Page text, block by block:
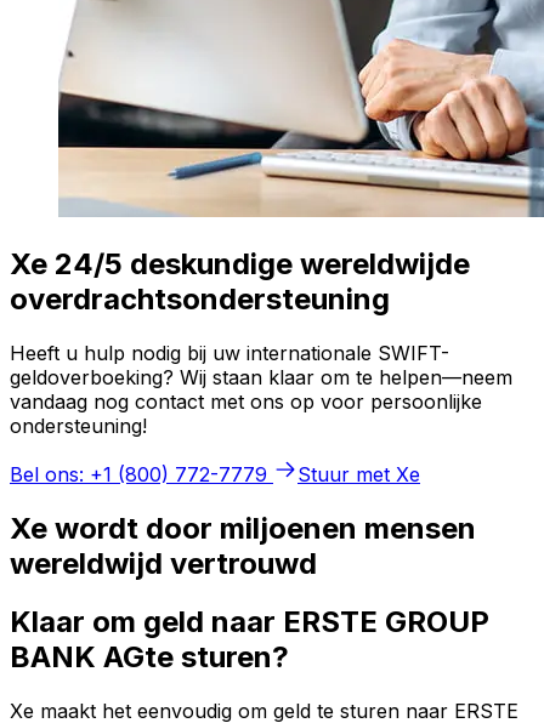
Xe 24/5 deskundige wereldwijde
overdrachtsondersteuning
Heeft u hulp nodig bij uw internationale SWIFT-
geldoverboeking? Wij staan klaar om te helpen—neem
vandaag nog contact met ons op voor persoonlijke
ondersteuning!
Bel ons: +1 (800) 772-7779
Stuur met Xe
Xe wordt door miljoenen mensen
wereldwijd vertrouwd
Klaar om geld naar ERSTE GROUP
BANK AGte sturen?
Xe maakt het eenvoudig om geld te sturen naar ERSTE